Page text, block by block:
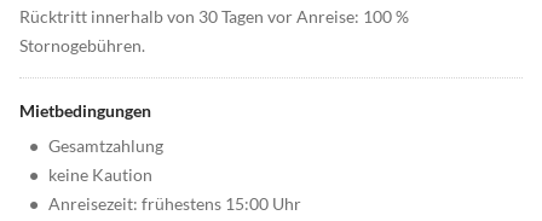
Rücktritt innerhalb von 30 Tagen vor Anreise: 100 %
Stornogebühren.
Mietbedingungen
• Gesamtzahlung
• keine Kaution
• Anreisezeit: frühestens 15:00 Uhr